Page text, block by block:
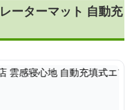
ーターマット 自動充